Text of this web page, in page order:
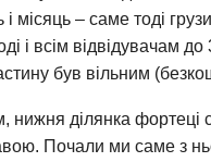
місяць – саме тоді
і всім відвідувачам до
був вільним
нижня ділянка фортеці
Почали ми саме з